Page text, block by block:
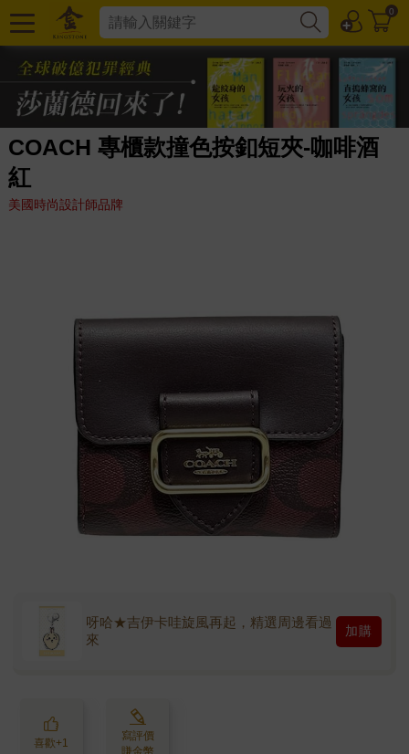
0
COACH 專櫃款撞色按釦短夾-咖啡酒
紅
美國時尚設計師品牌
呀哈★吉伊卡哇旋風再起，精選周邊看過
來
加購
喜歡+1
寫評價
賺金幣